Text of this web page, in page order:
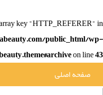
key "HTTP_REFERER" in
public_html/wp-
on line43
صفحه اصلی